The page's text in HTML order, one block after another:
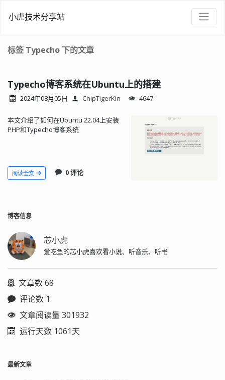
小虎技术分享站
标签 Typecho 下的文章
Typecho博客系统在Ubuntu上的搭建
2024年08月05日 ChipTigerKin 4647
本文介绍了如何在Ubuntu 22.04上安装
PHP和Typecho博客系统
阅读全文 0 评论
博客信息
芯小虎
爱吃鱼的芯小虎喜欢看小说、听音乐、听书
文章数 68
评论数 1
文章阅读量 301932
运行天数 1061天
最新文章